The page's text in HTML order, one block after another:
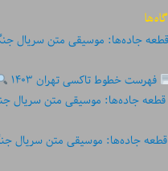
فهرست خطوط تاکسی تهران ۱۴۰۳